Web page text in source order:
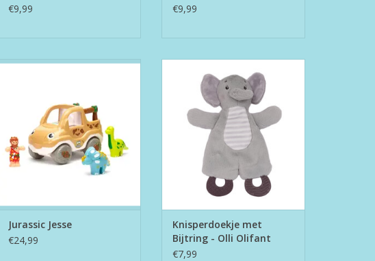
€9,99
€9,99
Jurassic Jesse
Jurassic Jesse
€24,99
Olifant
TOEVOEGEN AAN WINKELWAGEN
Knisperdoekje met
Bijtring - Olli Olifant
€7,99